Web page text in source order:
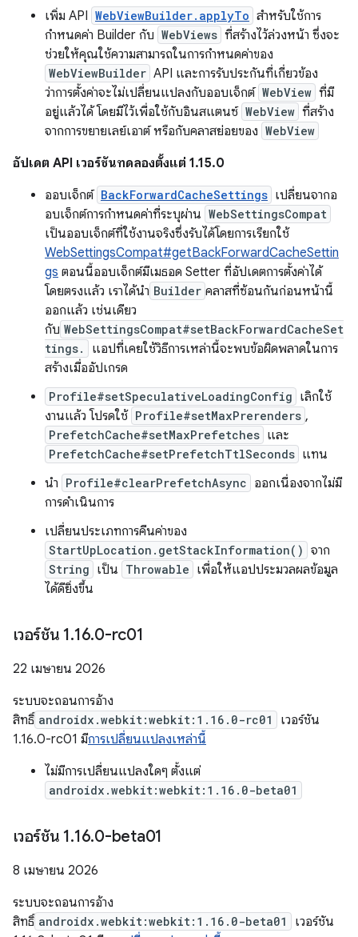
เพิ่ม API WebViewBuilder.applyTo สำหรับใช้การ
กำหนดค่า Builder กับ WebViews ที่สร้างไว้ล่วงหน้า ซึ่งจะ
ช่วยให้คุณใช้ความสามารถในการกำหนดค่าของ
WebViewBuilder API และการรับประกันที่เกี่ยวข้อง
ว่าการตั้งค่าจะไม่เปลี่ยนแปลงกับออบเจ็กต์ WebView ที่มี
อยู่แล้วได้ โดยมีไว้เพื่อใช้กับอินสแตนซ์ WebView ที่สร้าง
จากการขยายเลย์เอาต์ หรือกับคลาสย่อยของ WebView
อัปเดต API เวอร์ชันทดลองตั้งแต่ 1.15.0
ออบเจ็กต์ BackForwardCacheSettings เปลี่ยนจากอ
อบเจ็กต์การกำหนดค่าที่ระบุผ่าน WebSettingsCompat
เป็นออบเจ็กต์ที่ใช้งานจริงซึ่งรับได้โดยการเรียกใช้
WebSettingsCompat#getBackForwardCacheSettin
gs ตอนนี้ออบเจ็กต์มีเมธอด Setter ที่อัปเดตการตั้งค่าได้
โดยตรงแล้ว เราได้นำ Builder คลาสที่ซ้อนกันก่อนหน้านี้
ออกแล้ว เช่นเดียว
กับ WebSettingsCompat#setBackForwardCacheSet
tings.
แอปที่เคยใช้วิธีการเหล่านี้จะพบข้อผิดพลาดในการ
สร้างเมื่ออัปเกรด
Profile#setSpeculativeLoadingConfig เลิกใช้
งานแล้ว โปรดใช้ Profile#setMaxPrerenders ,
PrefetchCache#setMaxPrefetches และ
PrefetchCache#setPrefetchTtlSeconds แทน
นำ Profile#clearPrefetchAsync ออกเนื่องจากไม่มี
การดำเนินการ
เปลี่ยนประเภทการคืนค่าของ
StartUpLocation.getStackInformation() จาก
String เป็น Throwable เพื่อให้แอปประมวลผลข้อมูล
ได้ดียิ่งขึ้น
เวอร์ชัน 1.16.0-rc01
22 เมษายน 2026
ระบบจะถอนการอ้าง
สิทธิ์ androidx.webkit:webkit:1.16.0-rc01
เวอร์ชัน
1.16.0-rc01 มีการเปลี่ยนแปลงเหล่านี้
ไม่มีการเปลี่ยนแปลงใดๆ ตั้งแต่
androidx.webkit:webkit:1.16.0-beta01
เวอร์ชัน 1.16.0-beta01
8 เมษายน 2026
ระบบจะถอนการอ้าง
สิทธิ์ androidx.webkit:webkit:1.16.0-beta01
เวอร์ชัน